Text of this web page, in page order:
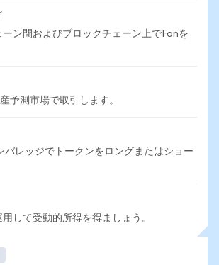
ーン間およびブロックチェーン上でFonを
予測市場で取引します。
バレッジでトークンをロングまたはショー
して受動的所得を得ましょう。